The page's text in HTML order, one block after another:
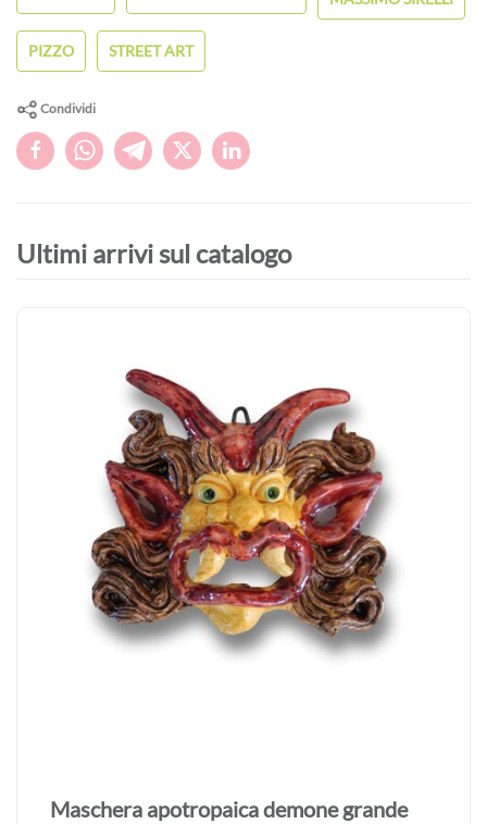
PIZZO STREET ART
Condividi
Ultimi arrivi sul catalogo
Maschera apotropaica demone grande